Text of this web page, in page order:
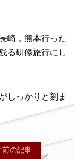
崎，熊本行った
る研修旅行にし
しっかりと刻ま
前の記事